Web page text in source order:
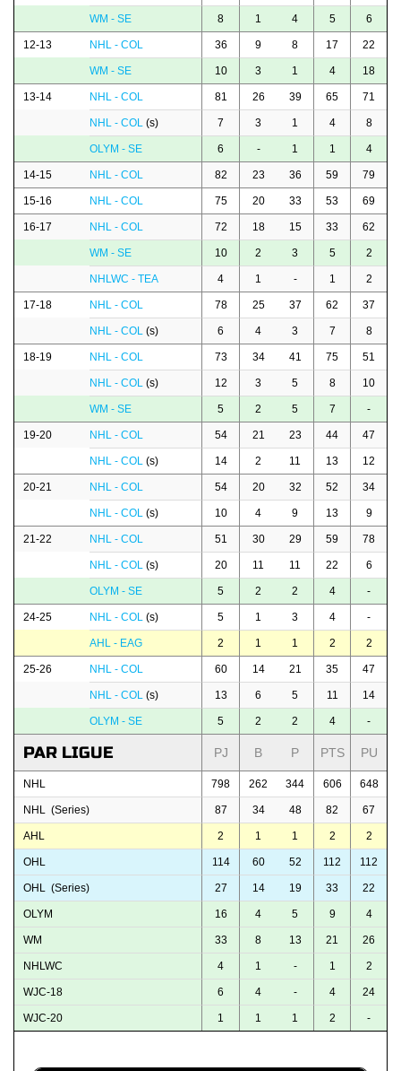
WM - SE 8 1 4 5 6
12-13 NHL - COL 36 9 8 17 22
WM - SE 10 3 1 4 18
13-14 NHL - COL 81 26 39 65 71
NHL - COL (s) 7 3 1 4 8
OLYM - SE 6 - 1 1 4
14-15 NHL - COL 82 23 36 59 79
15-16 NHL - COL 75 20 33 53 69
16-17 NHL - COL 72 18 15 33 62
WM - SE 10 2 3 5 2
NHLWC - TEA 4 1 - 1 2
17-18 NHL - COL 78 25 37 62 37
NHL - COL (s) 6 4 3 7 8
18-19 NHL - COL 73 34 41 75 51
NHL - COL (s) 12 3 5 8 10
WM - SE 5 2 5 7 -
19-20 NHL - COL 54 21 23 44 47
NHL - COL (s) 14 2 11 13 12
20-21 NHL - COL 54 20 32 52 34
NHL - COL (s) 10 4 9 13 9
21-22 NHL - COL 51 30 29 59 78
NHL - COL (s) 20 11 11 22 6
OLYM - SE 5 2 2 4 -
24-25 NHL - COL (s) 5 1 3 4 -
AHL - EAG 2 1 1 2 2
25-26 NHL - COL 60 14 21 35 47
NHL - COL (s) 13 6 5 11 14
OLYM - SE 5 2 2 4 -
PAR LIGUE PJ B P PTS PU
NHL 798 262 344 606 648
NHL (Series) 87 34 48 82 67
AHL 2 1 1 2 2
OHL 114 60 52 112 112
OHL (Series) 27 14 19 33 22
OLYM 16 4 5 9 4
WM 33 8 13 21 26
NHLWC 4 1 - 1 2
WJC-18 6 4 - 4 24
WJC-20 1 1 1 2 -